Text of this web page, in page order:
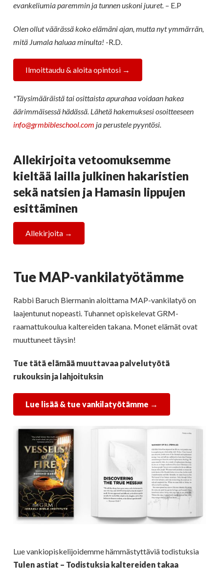
evankeliumia paremmin ja tunnen uskoni juuret.– E.P
Olen ollut väärässä koko elämäni ajan, mutta nyt ymmärrän,
mitä Jumala haluaa minulta! -R.D.
Ilmoittaudu & aloita opintosi →
*Täysimääräistä tai osittaista apurahaa voidaan hakea
äärimmäisessä hädässä. Lähetä hakemuksesi osoitteeseen
info@grmbibleschool.com ja perustele pyyntösi.
Allekirjoita vetoomuksemme
kieltää lailla julkinen hakaristien
sekä natsien ja Hamasin lippujen
esittäminen
Allekirjoita →
Tue MAP-vankilatyötämme
Rabbi Baruch Biermanin aloittama MAP-vankilatyö on
laajentunut nopeasti. Tuhannet opiskelevat GRM-
raamattukoulua kaltereiden takana. Monet elämät ovat
muuttuneet täysin!
Tue tätä elämää muuttavaa palvelutyötä
rukouksin ja lahjoituksin
Lue lisää & tue vankilatyötämme →
Lue vankiopiskelijoidemme hämmästyttäviä todistuksia
Tulen astiat – Todistuksia kaltereiden takaa